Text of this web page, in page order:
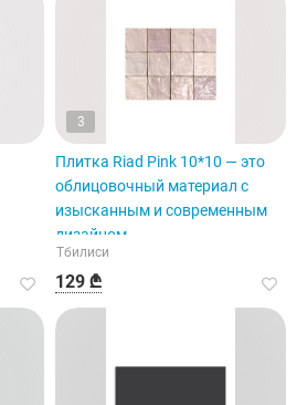
3
Плитка Riad Pink 10*10 — это
облицовочный материал с
изысканным и современным
дизайном.
Тбилиси
129 ₾